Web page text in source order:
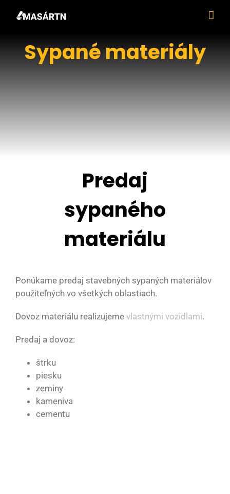
Sypané materiály
Predaj
sypaného
materiálu
Ponúkame predaj stavebných sypaných materiálov
použiteľných vo všetkých oblastiach.
Dovoz materiálu realizujeme vlastnými vozidlami.
Predaj a dovoz:
štrku
piesku
zeminy
kameniva
cementu